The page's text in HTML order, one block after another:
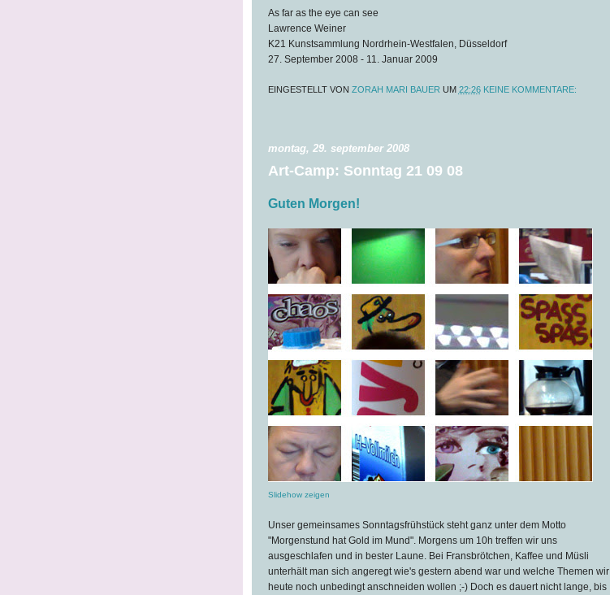
As far as the eye can see
Lawrence Weiner
K21 Kunstsammlung Nordrhein-Westfalen, Düsseldorf
27. September 2008 - 11. Januar 2009
EINGESTELLT VON ZORAH MARI BAUER UM 22:26 KEINE KOMMENTARE:
montag, 29. september 2008
Art-Camp: Sonntag 21 09 08
Guten Morgen!
Slidehow zeigen
Unser gemeinsames Sonntagsfrühstück steht ganz unter dem Motto
"Morgenstund hat Gold im Mund". Morgens um 10h treffen wir uns
ausgeschlafen und in bester Laune. Bei Fransbrötchen, Kaffee und Müsli
unterhält man sich angeregt wie's gestern abend war und welche Themen wir
heute noch unbedingt anschneiden wollen ;-) Doch es dauert nicht lange, bis